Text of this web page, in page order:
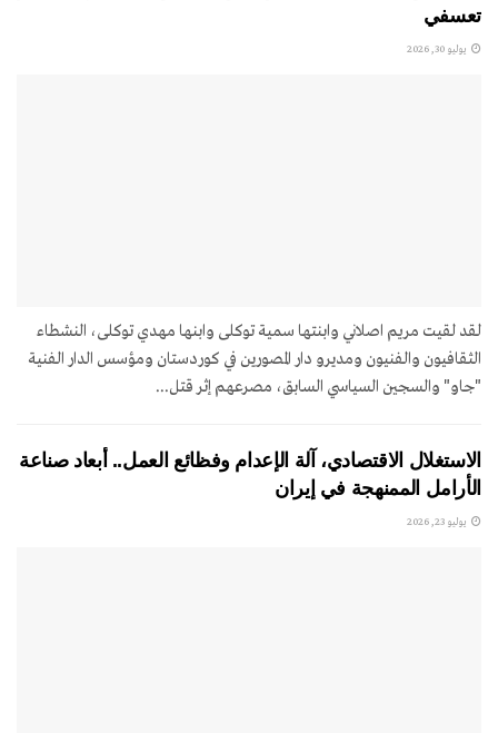
تعسفي
يوليو 30, 2026
لقد لقيت مريم اصلاني وابنتها سمية توکلی وابنها مهدي توکلی، النشطاء
الثقافيون والفنيون ومديرو دار المصورين في كوردستان ومؤسس الدار الفنية
"جاو" والسجين السياسي السابق، مصرعهم إثر قتل...
الاستغلال الاقتصادي، آلة الإعدام وفظائع العمل.. أبعاد صناعة
الأرامل الممنهجة في إيران
يوليو 23, 2026